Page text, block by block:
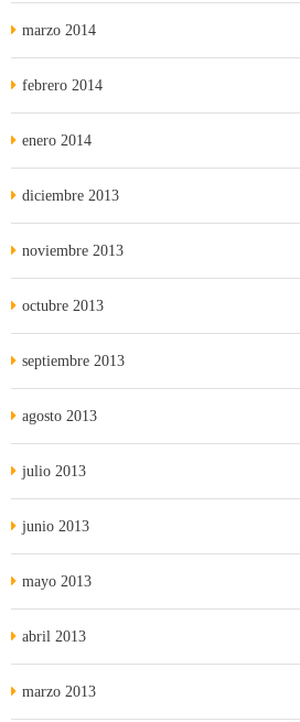
marzo 2014
febrero 2014
enero 2014
diciembre 2013
noviembre 2013
octubre 2013
septiembre 2013
agosto 2013
julio 2013
junio 2013
mayo 2013
abril 2013
marzo 2013